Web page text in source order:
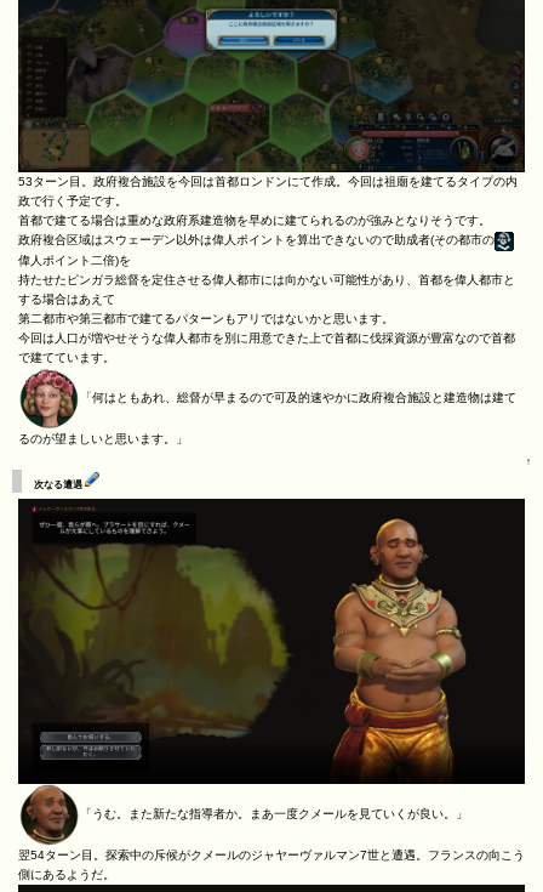
53ターン目。政府複合施設を今回は首都ロンドンにて作成。今回は祖廟を建てるタイプの内
政で行く予定です。
首都で建てる場合は重めな政府系建造物を早めに建てられるのが強みとなりそうです。
政府複合区域はスウェーデン以外は偉人ポイントを算出できないので助成者(その都市の
偉人ポイント二倍)を
持たせたピンガラ総督を定住させる偉人都市には向かない可能性があり、首都を偉人都市と
する場合はあえて
第二都市や第三都市で建てるパターンもアリではないかと思います。
今回は人口が増やせそうな偉人都市を別に用意できた上で首都に伐採資源が豊富なので首都
で建てています。
「何はともあれ、総督が早まるので可及的速やかに政府複合施設と建造物は建て
るのが望ましいと思います。」
↑
次なる遭遇
「うむ。また新たな指導者か。まあ一度クメールを見ていくが良い。」
翌54ターン目。探索中の斥候がクメールのジャヤーヴァルマン7世と遭遇。フランスの向こう
側にあるようだ。